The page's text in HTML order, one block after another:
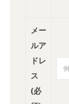
メー
ルア
ドレ
ス
(必